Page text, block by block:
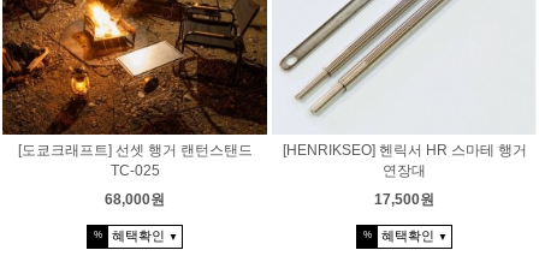
[도쿄크래프트] 선셋 행거 랜턴스탠드
TC-025
68,000원
% 혜택확인 ▼
[HENRIKSEO] 헨릭서 HR 스마테 행거
연장대
17,500원
% 혜택확인 ▼